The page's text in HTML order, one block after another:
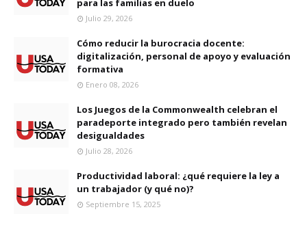
para las familias en duelo
Julio 29, 2026
Cómo reducir la burocracia docente:
digitalización, personal de apoyo y evaluación
formativa
Enero 08, 2026
Los Juegos de la Commonwealth celebran el
paradeporte integrado pero también revelan
desigualdades
Julio 28, 2026
Productividad laboral: ¿qué requiere la ley a
un trabajador (y qué no)?
Septiembre 15, 2025